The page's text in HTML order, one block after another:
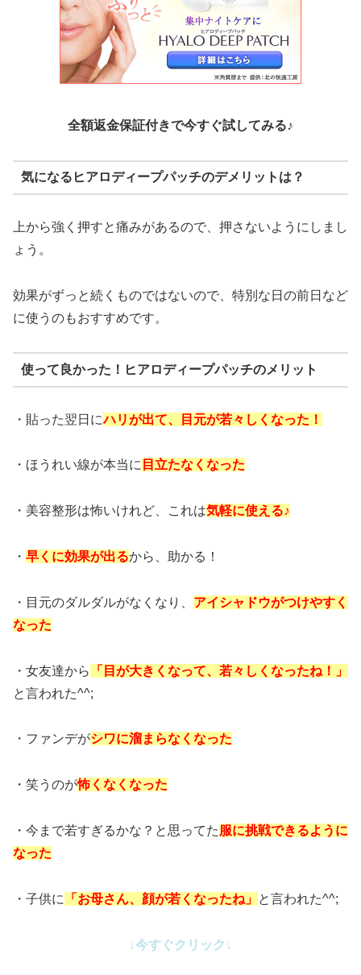
全額返金保証付きで今すぐ試してみる♪
気になるヒアロディープパッチのデメリットは？
上から強く押すと痛みがあるので、押さないようにしまし
ょう。
効果がずっと続くものではないので、特別な日の前日など
に使うのもおすすめです。
使って良かった！ヒアロディープパッチのメリット
・貼った翌日にハリが出て、目元が若々しくなった！
・ほうれい線が本当に 目立たなくなった
・美容整形は怖いけれど、これは気軽に使える♪
・ 早くに効果が出るから、助かる！
・目元のダルダルがなくなり、 アイシャドウがつけやすく
なった
・女友達から
「目が大きくなって、若々しくなったね！」
と言われた^^;
・ファンデがシワに溜まらなくなった
・笑うのが怖くなくなった
・今まで若すぎるかな？と思ってた服に挑戦できるように
なった
・子供に 「お母さん、顔が若くなったね」 と言われた^^;
↓今すぐクリック↓